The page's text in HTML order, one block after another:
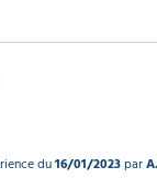
du16/01/2023par